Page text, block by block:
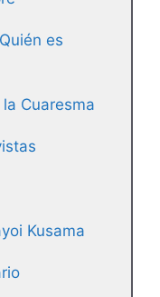
es
Cuaresma
Kusama